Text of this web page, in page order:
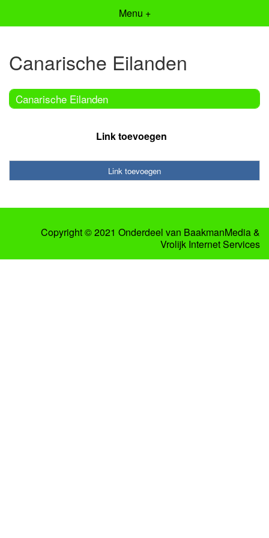
Menu +
Canarische Eilanden
Canarische Eilanden
Link toevoegen
Link toevoegen
Copyright © 2021 Onderdeel van BaakmanMedia&
Vrolijk Internet Services